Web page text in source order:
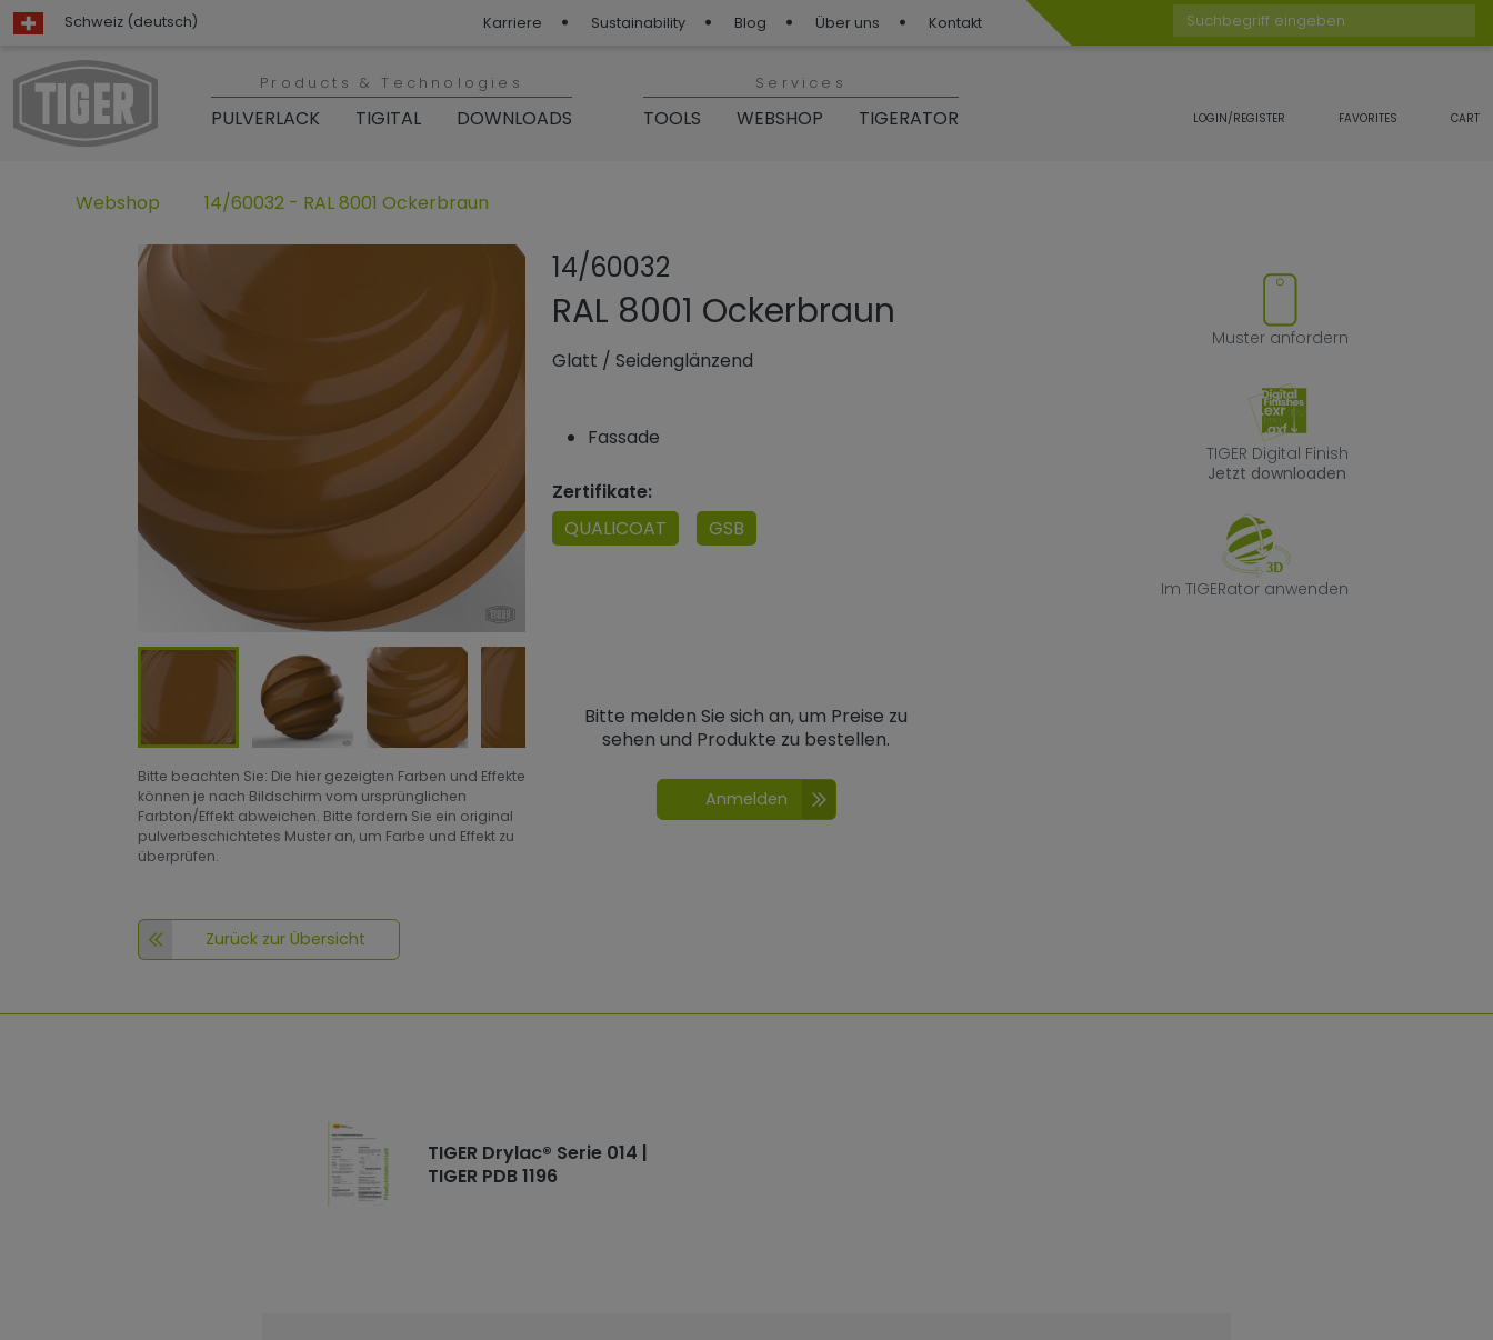
Schweiz (deutsch) Karriere Sustainability Blog Über uns Kontakt
Suchbegriff eingeben
Products & Technologies
PULVERLACK TIGITAL DOWNLOADS
Services
TOOLS WEBSHOP TIGERATOR LOGIN/REGISTER FAVORITES CART
Webshop 14/60032 - RAL 8001 Ockerbraun
Bitte beachten Sie: Die hier gezeigten Farben und Effekte
können je nach Bildschirm vom ursprünglichen
Farbton/Effekt abweichen. Bitte fordern Sie ein original
pulverbeschichtetes Muster an, um Farbe und Effekt zu
überprüfen.
Zurück zur Übersicht
14/60032
Produkt zu Favoriten hinzufügen oder
RAL 8001 Ockerbraun
Glatt /Seidenglänzend
Fassade
Zertifikate:
QUALICOAT
GSB
Muster anfordern
TIGER Digital Finish
Jetzt downloaden
Im TIGERator anwenden
Bitte melden Sie sich an, um Preise zu
sehen und Produkte zu bestellen.
Anmelden
TIGER Drylac® Serie 014 |
TIGER PDB 1196